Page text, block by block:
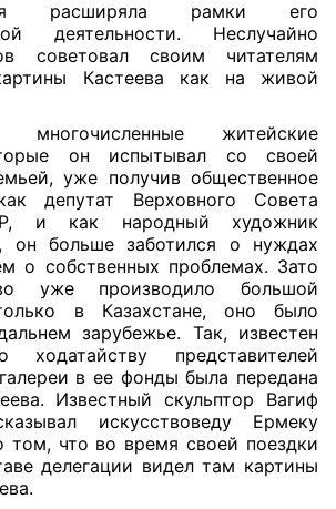
расширяла рамки его
деятельности. Неслучайно
советовал своим читателям
Кастеева как на живой
житейские
он испытывал со своей
уже получив общественное
депутат Верховного Совета
и как народный художник
он больше заботился о нуждах
о собственных проблемах. Зато
уже производило большой
в Казахстане, оно было
зарубежье. Так, известен
представителей
в ее фонды была передана
Известный скульптор Вагиф
искусствоведу Ермеку
том, что во время своей поездки
делегации видел там картины